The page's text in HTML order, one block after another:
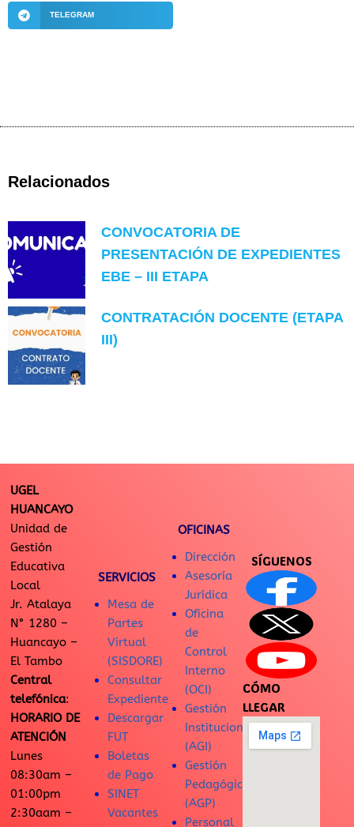
TELEGRAM
Relacionados
CONVOCATORIA DE
PRESENTACIÓN DE EXPEDIENTES
EBE – III ETAPA
CONTRATACIÓN DOCENTE (ETAPA
III)
UGEL
HUANCAYO
Unidad de
Gestión
Educativa
Local
Jr. Atalaya
N° 1280 –
Huancayo –
El Tambo
Central
telefónica:
HORARIO DE
ATENCIÓN
Lunes
08:30am –
01:00pm
2:30aam –
SERVICIOS
Mesa de
Partes
Virtual
(SISDORE)
Consultar
Expediente
Descargar
FUT
Boletas
de Pago
SINET
Vacantes
OFICINAS
Dirección
Asesoría
Jurídica
Oficina
de
Control
Interno
(OCI)
Gestión
Institucional
(AGI)
Gestión
Pedagógica
(AGP)
Personal
SÍGUENOS
CÓMO
LLEGAR